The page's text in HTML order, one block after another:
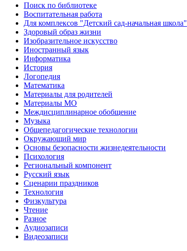
Поиск по библиотеке
Воспитательная работа
Для комплексов "Детский сад-начальная школа"
Здоровый образ жизни
Изобразительное искусство
Иностранный язык
Информатика
История
Логопедия
Математика
Материалы для родителей
Материалы МО
Междисциплинарное обобщение
Музыка
Общепедагогические технологии
Окружающий мир
Основы безопасности жизнедеятельности
Психология
Региональный компонент
Русский язык
Сценарии праздников
Технология
Физкультура
Чтение
Разное
Аудиозаписи
Видеозаписи